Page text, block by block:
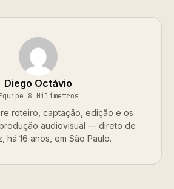
Diego Octávio
8 Milímetros
roteiro, captação, edição e os
audiovisual — direto de
há 16 anos, em São Paulo.